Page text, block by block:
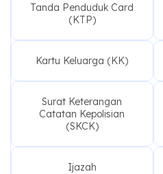
Tanda Penduduk Card
(KTP)
Kartu Keluarga (KK)
Surat Keterangan
Catatan Kepolisian
(SKCK)
Ijazah